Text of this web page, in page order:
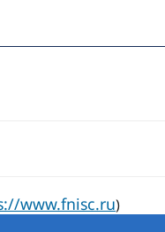
www.fnisc.ru)